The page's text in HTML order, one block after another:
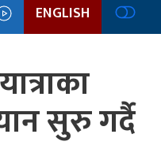
ENGLISH
सुरु गर्दै